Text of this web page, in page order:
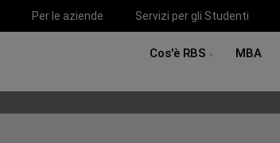
Per le aziende Servizi per gli Studenti
Cos'è RBS MBA